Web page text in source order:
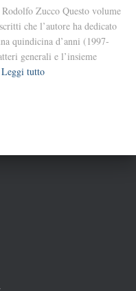
Zucco Questo volume
che l’autore ha dedicato
quindicina d’anni (1997-
generali e l’insieme
Leggi tutto